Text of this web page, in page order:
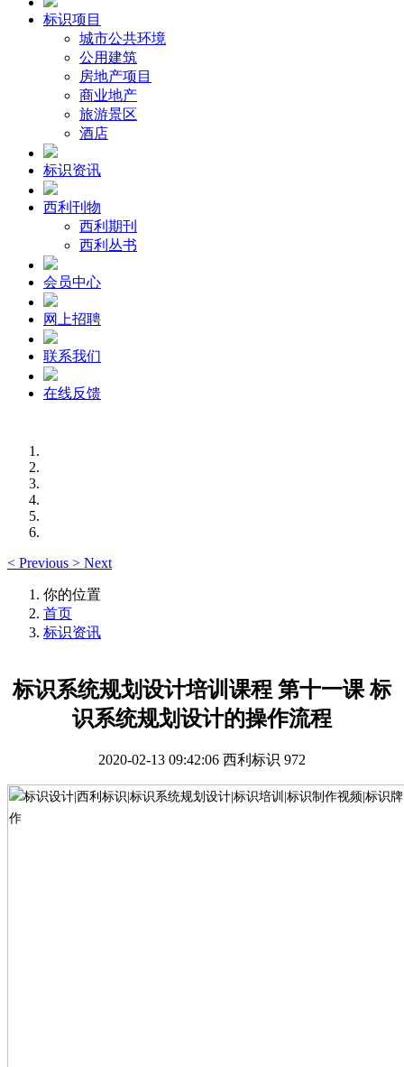
标识项目
城市公共环境
公用建筑
房地产项目
商业地产
旅游景区
酒店
标识资讯
西利刊物
西利期刊
西利丛书
会员中心
网上招聘
联系我们
在线反馈
< Previous > Next
你的位置
首页
标识资讯
标识系统规划设计培训课程 第十一课 标
识系统规划设计的操作流程
2020-02-13 09:42:06 西利标识 972